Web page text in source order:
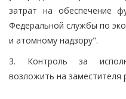
затрат на обеспечение
Федеральной службы по
и атомному надзору".
3. Контроль за
возложить на заместителя